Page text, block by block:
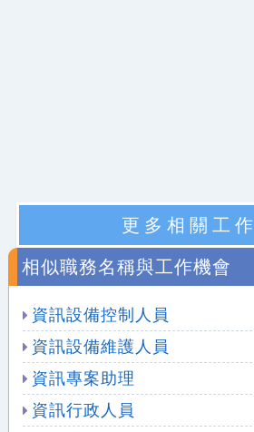
更多相關工作
相似職務名稱與工作機會
資訊設備控制人員
資訊設備維護人員
資訊專案助理
資訊行政人員